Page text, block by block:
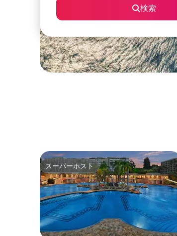
検索
スーパーホスト
スーパーホスト